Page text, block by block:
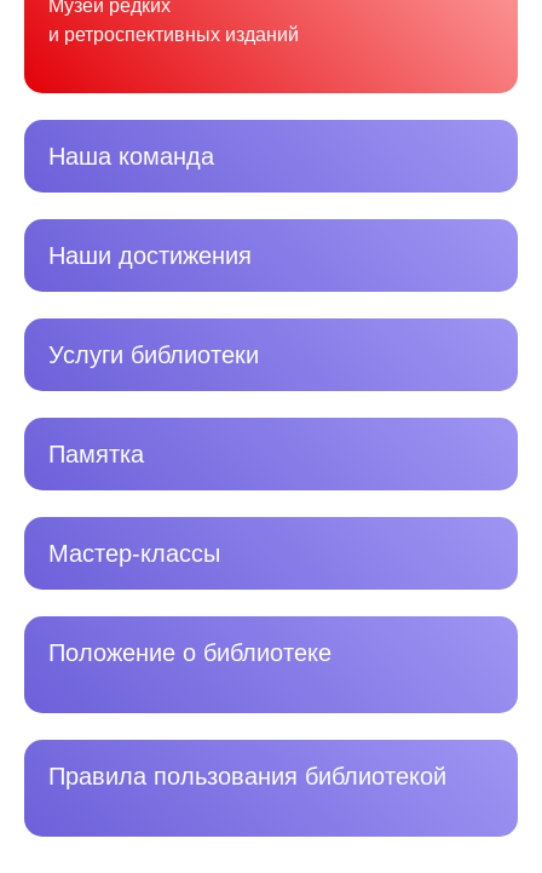
Музей редких
и ретроспективных изданий
Наша команда
Наши достижения
Услуги библиотеки
Памятка
Мастер-классы
Положение о библиотеке
Правила пользования библиотекой